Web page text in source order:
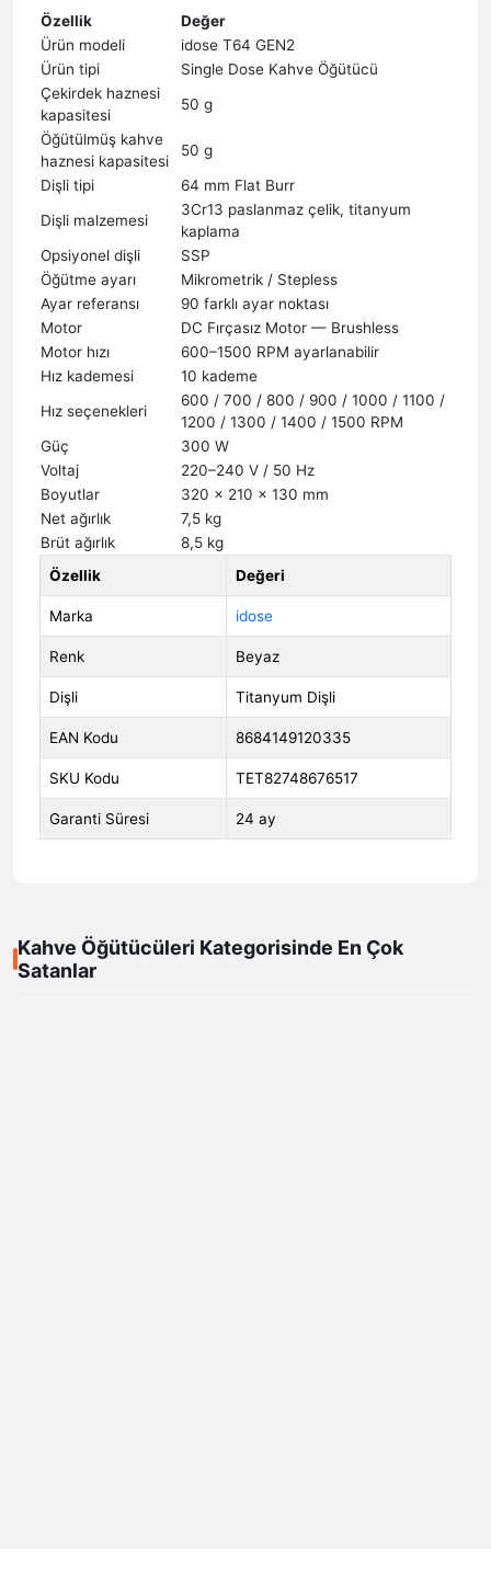
Özellik
Değer
Ürün modeli
idose T64 GEN2
Ürün tipi
Single Dose Kahve Öğütücü
Çekirdek haznesi
kapasitesi
50 g
Öğütülmüş kahve
haznesi kapasitesi
50 g
Dişli tipi
64 mm Flat Burr
Dişli malzemesi
3Cr13 paslanmaz çelik, titanyum
kaplama
Opsiyonel dişli
SSP
Öğütme ayarı
Mikrometrik / Stepless
Ayar referansı
90 farklı ayar noktası
Motor
DC Fırçasız Motor — Brushless
Motor hızı
600–1500 RPM ayarlanabilir
Hız kademesi
10 kademe
Hız seçenekleri
600 / 700 / 800 / 900 / 1000 / 1100 /
1200 / 1300 / 1400 / 1500 RPM
Güç
300 W
Voltaj
220–240 V / 50 Hz
Boyutlar
320 × 210 × 130 mm
Net ağırlık
7,5 kg
Brüt ağırlık
8,5 kg
Özellik
Değeri
Marka idose
Renk Beyaz
Dişli Titanyum Dişli
EAN Kodu 8684149120335
SKU Kodu TET82748676517
Garanti Süresi 24 ay
Kahve Öğütücüleri Kategorisinde En Çok
Satanlar